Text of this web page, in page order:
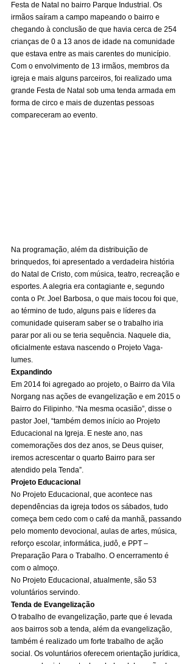
Festa de Natal no bairro Parque Industrial. Os
irmãos saíram a campo mapeando o bairro e
chegando à conclusão de que havia cerca de 254
crianças de 0 a 13 anos de idade na comunidade
que estava entre as mais carentes do município.
Com o envolvimento de 13 irmãos, membros da
igreja e mais alguns parceiros, foi realizado uma
grande Festa de Natal sob uma tenda armada em
forma de circo e mais de duzentas pessoas
compareceram ao evento.
Na programação, além da distribuição de
brinquedos, foi apresentado a verdadeira história
do Natal de Cristo, com música, teatro, recreação e
esportes. A alegria era contagiante e, segundo
conta o Pr. Joel Barbosa, o que mais tocou foi que,
ao término de tudo, alguns pais e líderes da
comunidade quiseram saber se o trabalho iria
parar por ali ou se teria sequência. Naquele dia,
oficialmente estava nascendo o Projeto Vaga-
lumes.
Expandindo
Em 2014 foi agregado ao projeto, o Bairro da Vila
Norgang nas ações de evangelização e em 2015 o
Bairro do Filipinho. “Na mesma ocasião”, disse o
pastor Joel, “também demos início ao Projeto
Educacional na Igreja. E neste ano, nas
comemorações dos dez anos, se Deus quiser,
iremos acrescentar o quarto Bairro para ser
atendido pela Tenda”.
Projeto Educacional
No Projeto Educacional, que acontece nas
dependências da igreja todos os sábados, tudo
começa bem cedo com o café da manhã, passando
pelo momento devocional, aulas de artes, música,
reforço escolar, informática, judô, e PPT –
Preparação Para o Trabalho. O encerramento é
com o almoço.
No Projeto Educacional, atualmente, são 53
voluntários servindo.
Tenda de Evangelização
O trabalho de evangelização, parte que é levada
aos bairros sob a tenda, além da evangelização,
também é realizado um forte trabalho de ação
social. Os voluntários oferecem orientação jurídica,